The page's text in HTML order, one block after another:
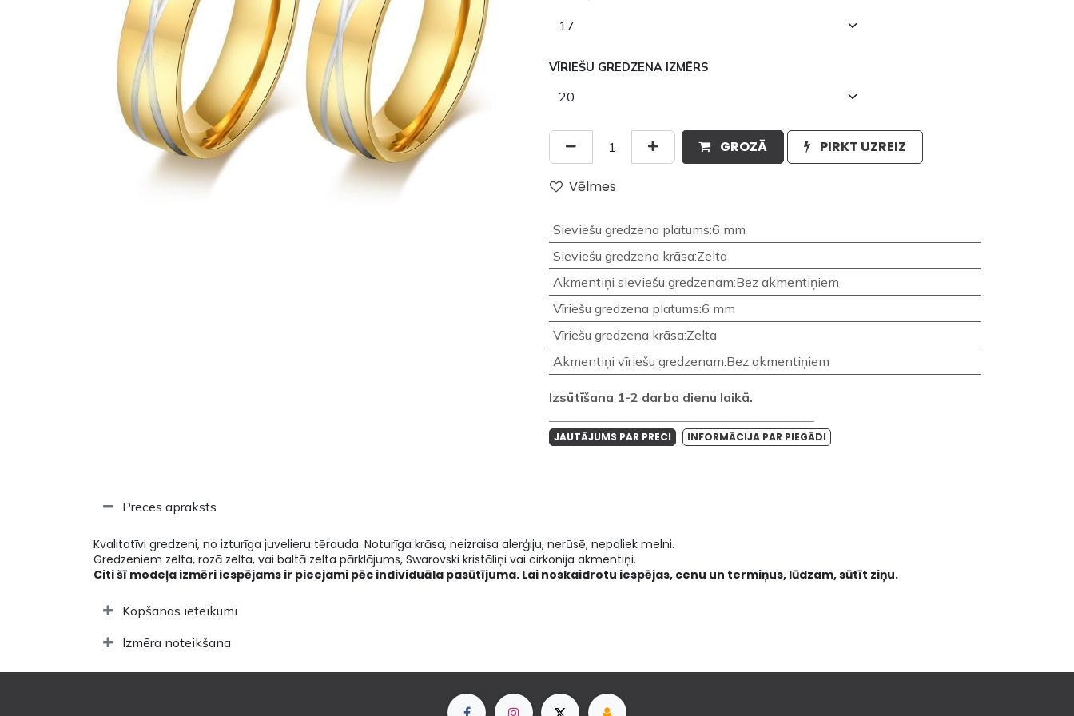
VĪRIEŠU GREDZENA IZMĒRS
GROZĀ PIRKT UZREIZ
Vēlmes
Sieviešu gredzena platums:6 mm
Sieviešu gredzena krāsa:Zelta
Akmentiņi sieviešu gredzenam:Bez akmentiņiem
Vīriešu gredzena platums:6 mm
Vīriešu gredzena krāsa:Zelta
Akmentiņi vīriešu gredzenam:Bez akmentiņiem
Izsūtīšana 1-2 darba dienu laikā.
JAUTĀJUMS PAR PRECI INFORMĀCIJA PAR PIEGĀDI
Preces apraksts
Kvalitatīvi gredzeni, no izturīga juvelieru tērauda. Noturīga krāsa, neizraisa alerģiju, nerūsē, nepaliek melni.
Gredzeniem zelta, rozā zelta, vai baltā zelta pārklājums, Swarovski kristāliņi vai cirkonija akmentiņi.
Citi šī modeļa izmēri iespējams ir pieejami pēc individuāla pasūtījuma. Lai noskaidrotu iespējas, cenu un termiņus, lūdzam, sūtīt ziņu.
Kopšanas ieteikumi
Izmēra noteikšana